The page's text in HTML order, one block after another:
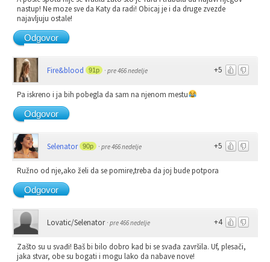
nastup! Ne moze sve da Katy da radi! Obicaj je i da druge zvezde
najavljuju ostale!
Odgovor
+5
Fire&blood 91p · pre 466 nedelje
Pa iskreno i ja bih pobegla da sam na njenom mestu
Odgovor
+5
Selenator 90p · pre 466 nedelje
Ružno od nje,ako želi da se pomire,treba da joj bude potpora
Odgovor
+4
Lovatic/Selenator · pre 466 nedelje
Zašto su u svađi! Baš bi bilo dobro kad bi se svađa završila. Uf, plesači,
jaka stvar, obe su bogati i mogu lako da nabave nove!